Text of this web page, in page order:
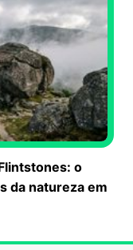
o
da natureza em